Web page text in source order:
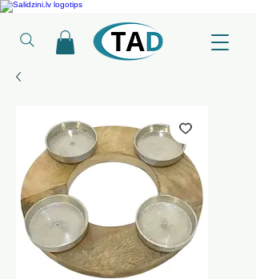
Ledusskapji, Sadzīves tehnika, Smaržas,